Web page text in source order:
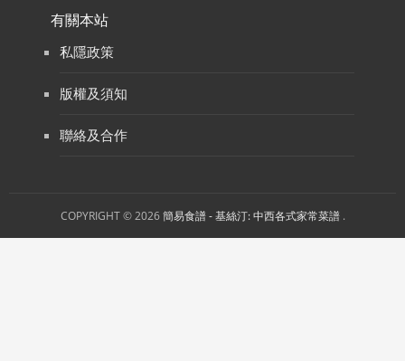
有關本站
私隱政策
版權及須知
聯絡及合作
COPYRIGHT © 2026簡易食譜 - 基絲汀: 中西各式家常菜譜 .